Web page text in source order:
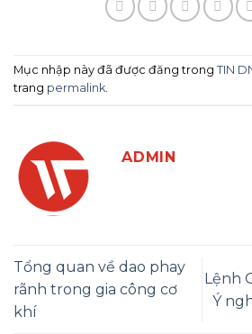
Mục nhập này đã được đăng trong TIN
trang permalink.
ADMIN
Tổng quan về dao phay
rãnh trong gia công cơ
khí
Lệnh
Ý